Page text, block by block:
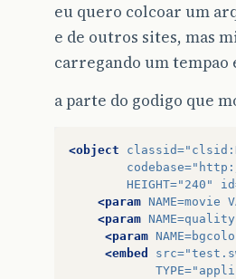
eu quero colcoar um
e de outros sites, mas
carregando um tempao
a parte do godigo que
<object classid=
codebase=
HEIGHT="240"
<param NAME=movie
<param NAME=quality
<param NAME=
<embed
src=
TYPE=